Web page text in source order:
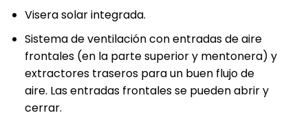
Visera solar integrada.
Sistema de ventilación con entradas de aire
frontales (en la parte superior y mentonera) y
extractores traseros para un buen flujo de
aire. Las entradas frontales se pueden abrir y
cerrar.